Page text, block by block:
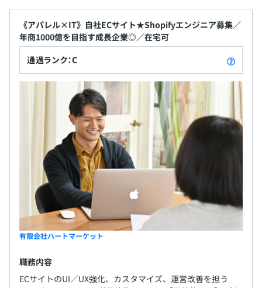
当する形になります。開発手法は開発対象にもよります
が、主にアジャイル開発です。
最初は上司が常時横についてサポートしますが、成長と共
まで担当できる自由な環境です。
《アパレル×IT》自社ECサイト★Shopifyエンジニア募集／
年商1000億を目指す成長企業◎／在宅可
通過ランク：C
有限会社ハートマーケット
職務内容
ECサイトのUI／UX強化、カスタマイズ、運営改善を担う